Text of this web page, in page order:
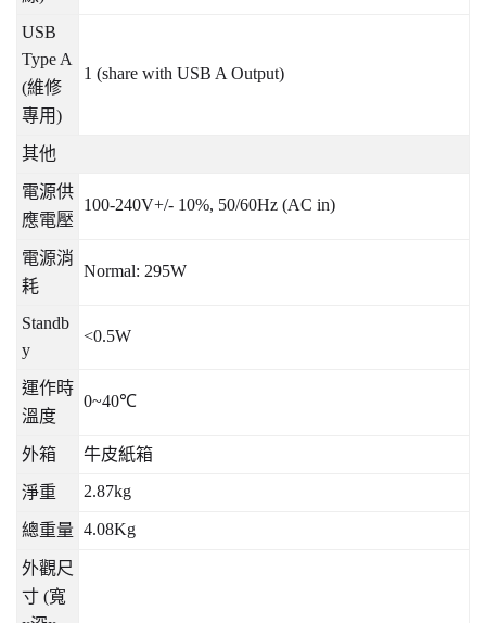
USB
Type A
(維修
專用)
1 (share with USB A Output)
其他
電源供
應電壓
100-240V+/- 10%, 50/60Hz (AC in)
電源消
耗
Normal: 295W
Standb
y
<0.5W
運作時
溫度
0~40℃
外箱 牛皮紙箱
淨重 2.87kg
總重量 4.08Kg
外觀尺
寸 (寬